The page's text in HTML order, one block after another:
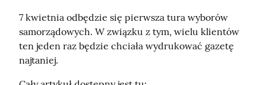
7 kwietnia odbędzie się pierwsza tura wyborów
samorządowych. W związku z tym, wielu klientów
ten jeden raz będzie chciała wydrukować gazetę
najtaniej.